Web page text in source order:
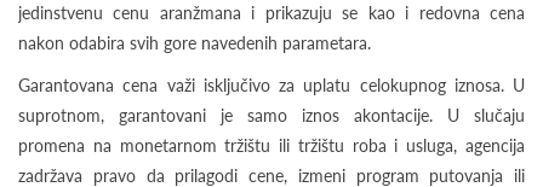
jedinstvenu cenu aranžmana i prikazuju se kao i redovna cena
nakon odabira svih gore navedenih parametara.
Garantovana cena važi isključivo za uplatu celokupnog iznosa. U
suprotnom, garantovani je samo iznos akontacije. U slučaju
promena na monetarnom tržištu ili tržištu roba i usluga, agencija
zadržava pravo da prilagodi cene, izmeni program putovanja ili